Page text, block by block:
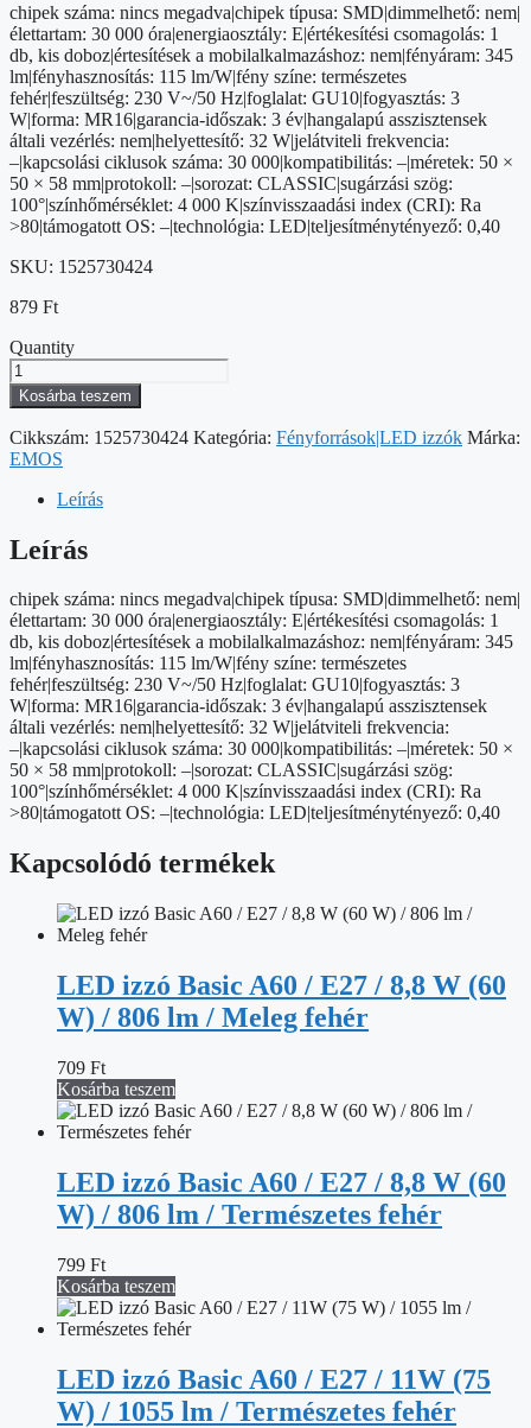
chipek száma: nincs megadva|chipek típusa: SMD|dimmelhető: nem|
élettartam: 30 000 óra|energiaosztály: E|értékesítési csomagolás: 1
db, kis doboz|értesítések a mobilalkalmazáshoz: nem|fényáram: 345
lm|fényhasznosítás: 115 lm/W|fény színe: természetes
fehér|feszültség: 230 V~/50 Hz|foglalat: GU10|fogyasztás: 3
W|forma: MR16|garancia-időszak: 3 év|hangalapú asszisztensek
általi vezérlés: nem|helyettesítő: 32 W|jelátviteli frekvencia:
–|kapcsolási ciklusok száma: 30 000|kompatibilitás: –|méretek: 50 ×
50 × 58 mm|protokoll: –|sorozat: CLASSIC|sugárzási szög:
100°|színhőmérséklet: 4 000 K|színvisszaadási index (CRI): Ra
>80|támogatott OS: –|technológia: LED|teljesítménytényező: 0,40
SKU: 1525730424
879 Ft
Quantity
LED
izzó
Classic
MR16
fehér/
GU10
W
(32
/
345
lm
/
Természetes
fehér
mennyiség
Kosárba teszem
Cikkszám: 1525730424 Kategória: Fényforrások|LED izzók Márka:
EMOS
Leírás
Leírás
chipek száma: nincs megadva|chipek típusa: SMD|dimmelhető: nem|
élettartam: 30 000 óra|energiaosztály: E|értékesítési csomagolás: 1
db, kis doboz|értesítések a mobilalkalmazáshoz: nem|fényáram: 345
lm|fényhasznosítás: 115 lm/W|fény színe: természetes
fehér|feszültség: 230 V~/50 Hz|foglalat: GU10|fogyasztás: 3
W|forma: MR16|garancia-időszak: 3 év|hangalapú asszisztensek
általi vezérlés: nem|helyettesítő: 32 W|jelátviteli frekvencia:
–|kapcsolási ciklusok száma: 30 000|kompatibilitás: –|méretek: 50 ×
50 × 58 mm|protokoll: –|sorozat: CLASSIC|sugárzási szög:
100°|színhőmérséklet: 4 000 K|színvisszaadási index (CRI): Ra
>80|támogatott OS: –|technológia: LED|teljesítménytényező: 0,40
Kapcsolódó termékek
LED izzó Basic A60 / E27 / 8,8 W (60
W) / 806 lm / Meleg fehér
709 Ft
Kosárba teszem
LED izzó Basic A60 / E27 / 8,8 W (60
W) / 806 lm / Természetes fehér
799 Ft
Kosárba teszem
LED izzó Basic A60 / E27 / 11W (75
W) / 1055 lm / Természetes fehér